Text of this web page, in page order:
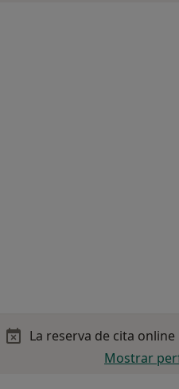
La reserva de cita
Mostrar